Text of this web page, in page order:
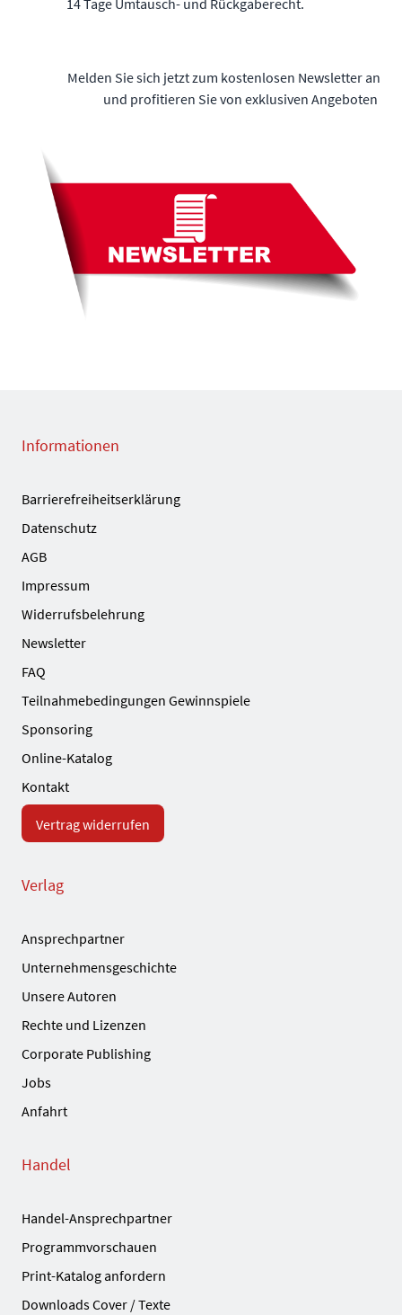
14 Tage Umtausch- und Rückgaberecht.
Melden Sie sich jetzt zum kostenlosen Newsletter an
und profitieren Sie von exklusiven Angeboten
Informationen
Barrierefreiheitserklärung
Datenschutz
AGB
Impressum
Widerrufsbelehrung
Newsletter
FAQ
Teilnahmebedingungen Gewinnspiele
Sponsoring
Online-Katalog
Kontakt
Vertrag widerrufen
Verlag
Ansprechpartner
Unternehmensgeschichte
Unsere Autoren
Rechte und Lizenzen
Corporate Publishing
Jobs
Anfahrt
Handel
Handel-Ansprechpartner
Programmvorschauen
Print-Katalog anfordern
Downloads Cover / Texte